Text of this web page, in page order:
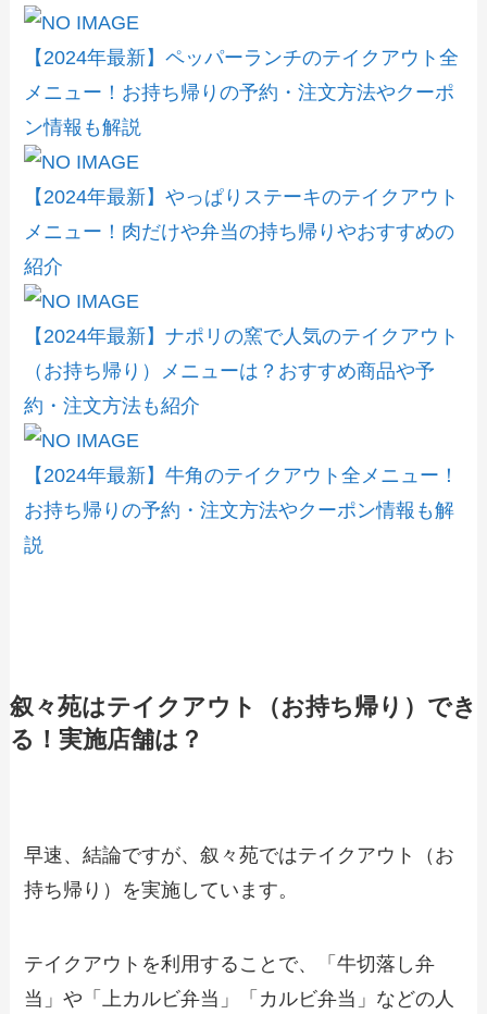
【2024年最新】ペッパーランチのテイクアウト全
メニュー！お持ち帰りの予約・注文方法やクーポ
ン情報も解説
【2024年最新】やっぱりステーキのテイクアウト
メニュー！肉だけや弁当の持ち帰りやおすすめの
紹介
【2024年最新】ナポリの窯で人気のテイクアウト
（お持ち帰り）メニューは？おすすめ商品や予
約・注文方法も紹介
【2024年最新】牛角のテイクアウト全メニュー！
お持ち帰りの予約・注文方法やクーポン情報も解
説
叙々苑はテイクアウト（お持ち帰り）でき
る！実施店舗は？
早速、結論ですが、叙々苑ではテイクアウト（お
持ち帰り）を実施 しています。
テイクアウトを利用することで、「牛切落し弁
当」や「上カルビ弁当」「カルビ弁当」などの人